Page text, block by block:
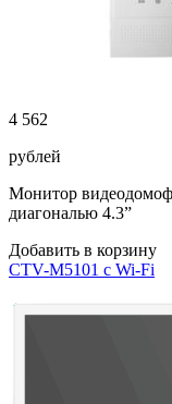
4 562
рублей
Монитор
диагональю 4.3”
Добавить в корзину
CTV-M5101 с Wi-Fi